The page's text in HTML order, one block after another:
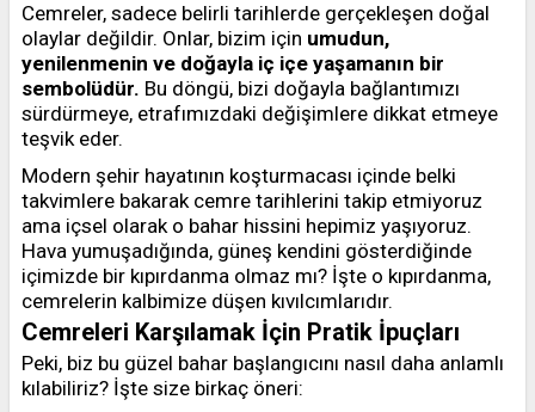
Cemreler, sadece belirli tarihlerde gerçekleşen doğal
olaylar değildir. Onlar, bizim için umudun,
yenilenmenin ve doğayla iç içe yaşamanın bir
sembolüdür. Bu döngü, bizi doğayla bağlantımızı
sürdürmeye, etrafımızdaki değişimlere dikkat etmeye
teşvik eder.
Modern şehir hayatının koşturmacası içinde belki
takvimlere bakarak cemre tarihlerini takip etmiyoruz
ama içsel olarak o bahar hissini hepimiz yaşıyoruz.
Hava yumuşadığında, güneş kendini gösterdiğinde
içimizde bir kıpırdanma olmaz mı? İşte o kıpırdanma,
cemrelerin kalbimize düşen kıvılcımlarıdır.
Cemreleri Karşılamak İçin Pratik İpuçları
Peki, biz bu güzel bahar başlangıcını nasıl daha anlamlı
kılabiliriz? İşte size birkaç öneri: